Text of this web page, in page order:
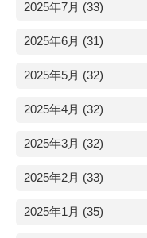
2025年7月 (33)
2025年6月 (31)
2025年5月 (32)
2025年4月 (32)
2025年3月 (32)
2025年2月 (33)
2025年1月 (35)